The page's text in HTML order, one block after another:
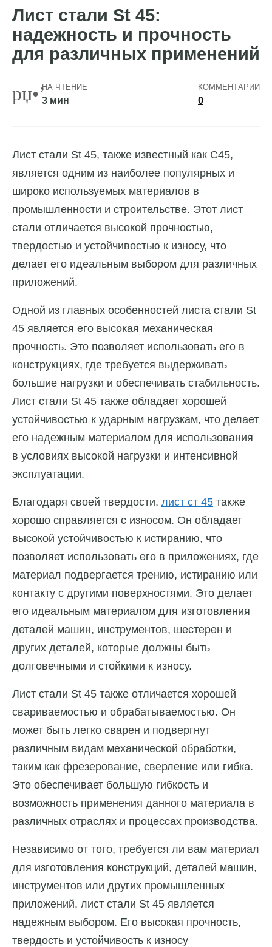
Лист стали St 45:
надежность и прочность
для различных применений
НА ЧТЕНИЕ
3 мин
КОММЕНТАРИИ
0
Лист стали St 45, также известный как C45,
является одним из наиболее популярных и
широко используемых материалов в
промышленности и строительстве. Этот лист
стали отличается высокой прочностью,
твердостью и устойчивостью к износу, что
делает его идеальным выбором для различных
приложений.
Одной из главных особенностей листа стали St
45 является его высокая механическая
прочность. Это позволяет использовать его в
конструкциях, где требуется выдерживать
большие нагрузки и обеспечивать стабильность.
Лист стали St 45 также обладает хорошей
устойчивостью к ударным нагрузкам, что делает
его надежным материалом для использования
в условиях высокой нагрузки и интенсивной
эксплуатации.
Благодаря своей твердости, лист ст 45 также
хорошо справляется с износом. Он обладает
высокой устойчивостью к истиранию, что
позволяет использовать его в приложениях, где
материал подвергается трению, истиранию или
контакту с другими поверхностями. Это делает
его идеальным материалом для изготовления
деталей машин, инструментов, шестерен и
других деталей, которые должны быть
долговечными и стойкими к износу.
Лист стали St 45 также отличается хорошей
свариваемостью и обрабатываемостью. Он
может быть легко сварен и подвергнут
различным видам механической обработки,
таким как фрезерование, сверление или гибка.
Это обеспечивает большую гибкость и
возможность применения данного материала в
различных отраслях и процессах производства.
Независимо от того, требуется ли вам материал
для изготовления конструкций, деталей машин,
инструментов или других промышленных
приложений, лист стали St 45 является
надежным выбором. Его высокая прочность,
твердость и устойчивость к износу